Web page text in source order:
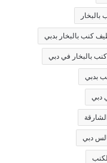
كنب بالبخار بدبي
بالبخار في دبي
بدبي
دبي
دبي